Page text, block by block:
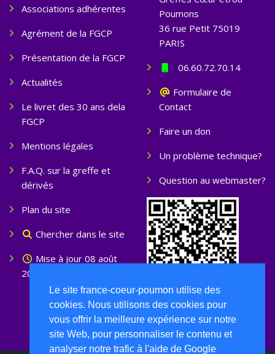
Le site france-coeur-poumon utilise des
cookies. Nous utilisons des cookies pour
vous offrir la meilleure expérience sur notre
site Web, pour personnaliser le contenu et
analyser notre trafic à l'aide de Google
Associations adhérentes
Agrément de la FGCP
Présentation de la FGCP
Actualités
Le livret des 30 ans dela
FGCP
Mentions légales
F.A.Q. sur la greffe et
dérivés
Plan du site
Chercher dans le site
Mise à jour 08 août
2026
Poumons
36 rue Petit 75019
PARIS
06.60.72.70.14
Formulaire de
Contact
Faire un don
Un problème technique?
Question au webmaster?